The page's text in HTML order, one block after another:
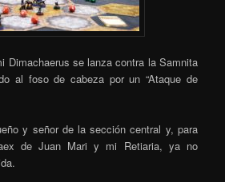
Dimachaerus se lanza contra la Samnita
al foso de cabeza por un “Ataque de
y señor de la sección central y, para
de Juan Mari y mi Retiaria, ya no